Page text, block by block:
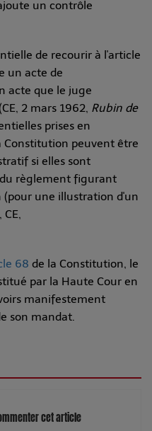
un contrôle
de recourir à l'article
un acte de
acte que le juge
2 mars 1962, Rubin de
prises en
Constitution peuvent être
si elles sont
règlement figurant
(pour une illustration d'un
68 de la Constitution, le
par la Haute Cour en
manifestement
son mandat.
cet article